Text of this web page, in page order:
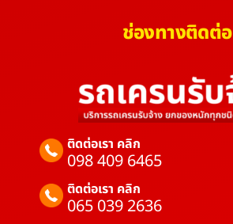
ช่องทางติดต่อ
ติดต่อเรา คลิก
098 409 6465
ติดต่อเรา คลิก
065 039 2636